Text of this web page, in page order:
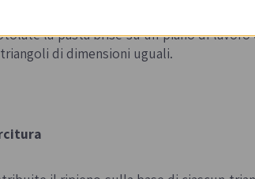
la pasta brisé su un piano di
di dimensioni uguali.